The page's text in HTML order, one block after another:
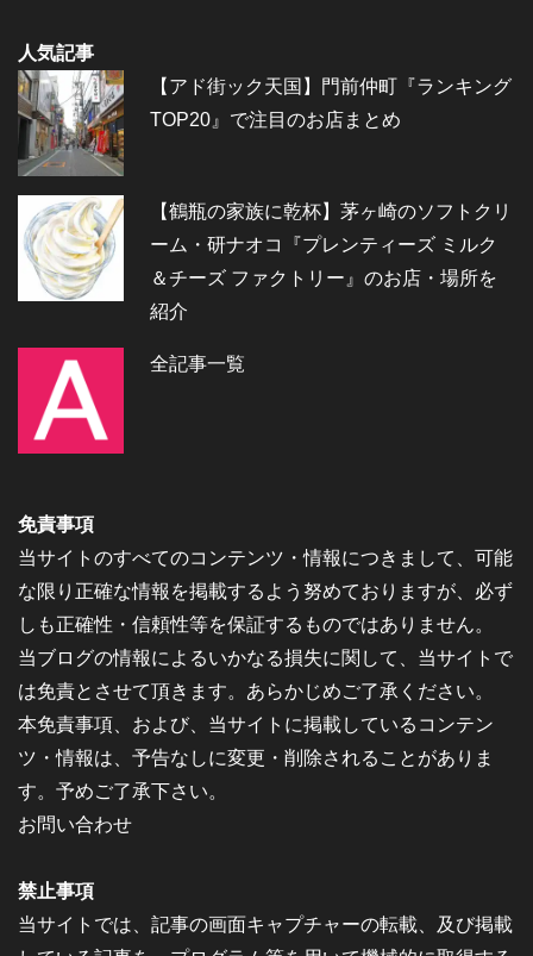
人気記事
【アド街ック天国】門前仲町『ランキング
TOP20』で注目のお店まとめ
【鶴瓶の家族に乾杯】茅ヶ崎のソフトクリ
ーム・研ナオコ『プレンティーズ ミルク
＆チーズ ファクトリー』のお店・場所を
紹介
全記事一覧
免責事項
当サイトのすべてのコンテンツ・情報につきまして、可能
な限り正確な情報を掲載するよう努めておりますが、必ず
しも正確性・信頼性等を保証するものではありません。
当ブログの情報によるいかなる損失に関して、当サイトで
は免責とさせて頂きます。あらかじめご了承ください。
本免責事項、および、当サイトに掲載しているコンテン
ツ・情報は、予告なしに変更・削除されることがありま
す。予めご了承下さい。
お問い合わせ
禁止事項
当サイトでは、記事の画面キャプチャーの転載、及び掲載